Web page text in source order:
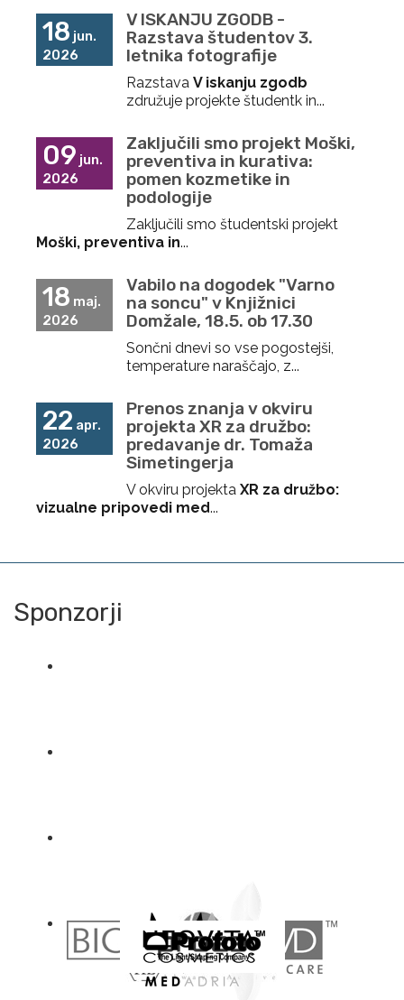
18 jun.
2026
V ISKANJU ZGODB -
Razstava študentov 3.
letnika fotografije
Razstava V iskanju zgodb
združuje projekte študentk in...
09 jun.
2026
Zaključili smo projekt Moški,
preventiva in kurativa:
pomen kozmetike in
podologije
Zaključili smo študentski projekt
Moški, preventiva in...
18 maj.
2026
Vabilo na dogodek "Varno
na soncu" v Knjižnici
Domžale, 18.5. ob 17.30
Sončni dnevi so vse pogostejši,
temperature naraščajo, z...
22 apr.
2026
Prenos znanja v okviru
projekta XR za družbo:
predavanje dr. Tomaža
Simetingerja
V okviru projekta XR za družbo:
vizualne pripovedi med...
Sponzorji